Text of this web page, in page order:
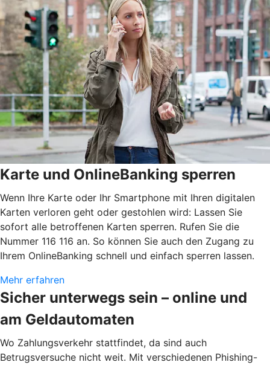
Karte und OnlineBanking sperren
Wenn Ihre Karte oder Ihr Smartphone mit Ihren digitalen
Karten verloren geht oder gestohlen wird: Lassen Sie
sofort alle betroffenen Karten sperren. Rufen Sie die
Nummer 116 116 an. So können Sie auch den Zugang zu
Ihrem OnlineBanking schnell und einfach sperren lassen.
Mehr erfahren
Sicher unterwegs sein – online und
am Geldautomaten
Wo Zahlungsverkehr stattfindet, da sind auch
Betrugsversuche nicht weit. Mit verschiedenen Phishing-